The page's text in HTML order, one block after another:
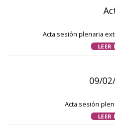
Acta sesión plenaria
LEER
09/
Acta sesión
LEER